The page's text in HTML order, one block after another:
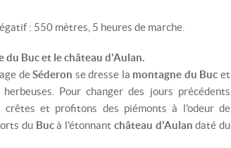
: 550 mètres, 5 heures de marche.
du Buc et le château d'Aulan.
deSéderon se dresse la montagne du Buc et
Pour changer des jours précédents
crêtes et profitons des piémonts à l'odeur de
du Bucà l'étonnant château d'Aulandaté du